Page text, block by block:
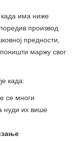
када има ниже
производ
предности,
маржу свог
када:
се многи
нуди их више